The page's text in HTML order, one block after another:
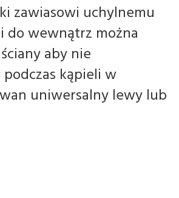
zawiasowi uchylnemu
do wewnątrz można
aby nie
podczas kąpieli w
uniwersalny lewy lub